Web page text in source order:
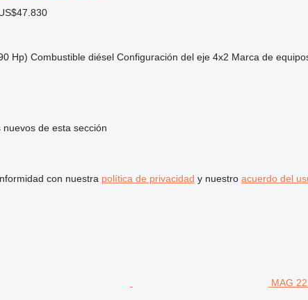
Hp) Combustible diésel Configuración del eje 4x2 Marca de
de esta sección
con nuestra política de privacidad y nuestro acuerdo del
MAG